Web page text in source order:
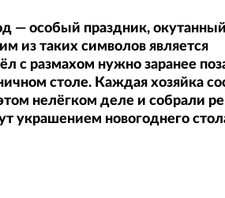
— особый праздник,
из таких символов является
с размахом нужно заранее
столе. Каждая хозяйка
нелёгком деле и собрали
украшением новогоднего